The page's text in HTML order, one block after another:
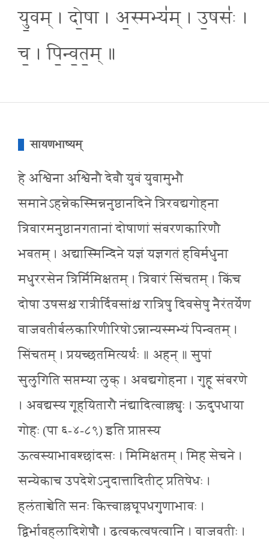
यु॒वम् । दो॒षा । अ॒स्मभ्य॑म् । उ॒षसः॑ ।
च॒ । पि॒न्व॒त॒म् ॥
सायणभाष्यम्
हे अश्विना अश्विनौ देवौ युवं युवामुभौ
समानेऽहन्नेकस्मिन्ननुष्ठानदिने त्रिरवद्यगोहना
त्रिवारमनुष्ठानगतानां दोषाणां संवरणकारिणौ
भवतम् । अद्यास्मिन्दिने यज्ञं यज्ञगतं हविर्मधुना
मधुररसेन त्रिर्मिमिक्षतम् । त्रिवारं सिंचतम् । किंच
दोषा उषसश्च रात्रीर्दिवसांश्च रात्रिषु दिवसेषु नैरंतर्येण
वाजवतीर्बलकारिणीरिषोऽन्नान्यस्मभ्यं पिन्वतम् ।
सिंचतम् । प्रयच्छतमित्यर्थः ॥ अहन् ॥ सुपां
सुलुगिति सप्तम्या लुक् । अवद्यगोहना । गुहू संवरणे
। अवद्यस्य गूहयितारौ नंद्यादित्वाल्ल्युः । ऊदुपधाया
गोहः (पा ६-४-८९) इति प्राप्तस्य
ऊत्वस्याभावश्छांदसः । मिमिक्षतम् । मिह सेचने ।
सन्येकाच उपदेशेऽनुदात्तादितीट् प्रतिषेधः ।
हलंताच्चेति सनः कित्त्वाल्लघूपधगुणाभावः ।
द्विर्भावहलादिशेषौ । ढत्वकत्वषत्वानि । वाजवतीः ।